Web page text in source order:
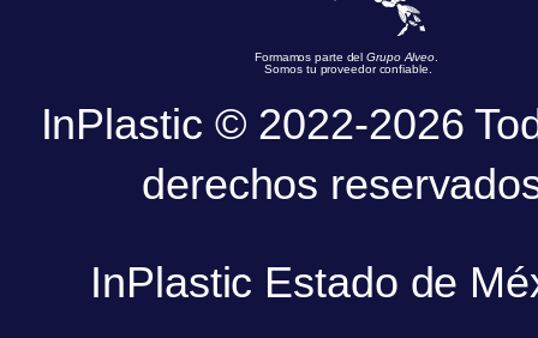
Formamos parte delGrupo Alveo.
Somos tu proveedor confiable.
InPlastic © 2022-2026
derechos
InPlastic Estado de